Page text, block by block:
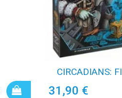
CIRCADIANS:
31,90 €